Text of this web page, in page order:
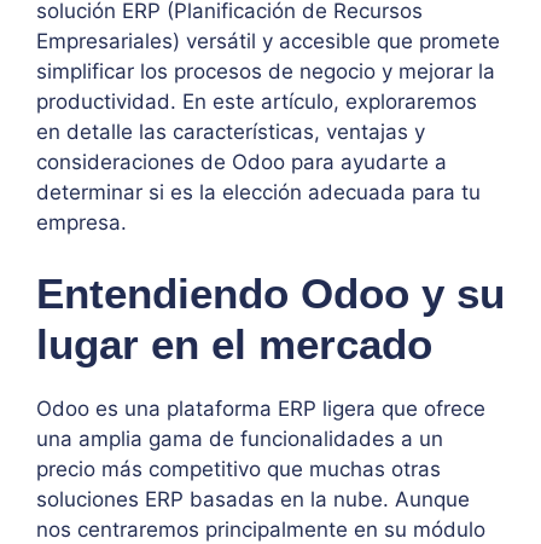
solución ERP (Planificación de Recursos
Empresariales) versátil y accesible que promete
simplificar los procesos de negocio y mejorar la
productividad. En este artículo, exploraremos
en detalle las características, ventajas y
consideraciones de Odoo para ayudarte a
determinar si es la elección adecuada para tu
empresa.
Entendiendo Odoo y su
lugar en el mercado
Odoo es una plataforma ERP ligera que ofrece
una amplia gama de funcionalidades a un
precio más competitivo que muchas otras
soluciones ERP basadas en la nube. Aunque
nos centraremos principalmente en su módulo